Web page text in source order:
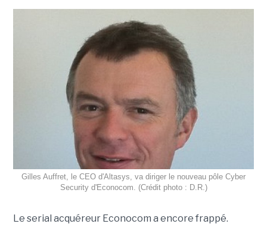
Gilles Auffret, le CEO d'Altasys, va diriger le nouveau pôle Cyber
Security d'Econocom. (Crédit photo : D.R.)
Le serial acquéreur Econocom a encore frappé.